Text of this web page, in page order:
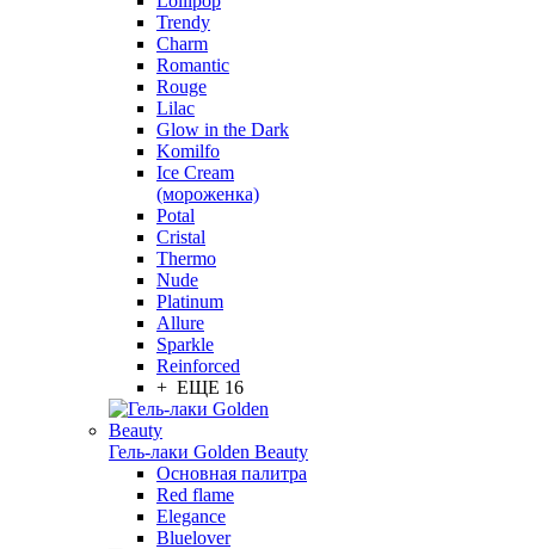
Trendy
Charm
Romantic
Rouge
Lilac
Glow in the Dark
Komilfo
Ice Cream
(мороженка)
Potal
Cristal
Thermo
Nude
Platinum
Allure
Sparkle
Reinforced
+ ЕЩЕ 16
Гель-лаки Golden Beauty
Основная палитра
Red flame
Elegance
Bluelover